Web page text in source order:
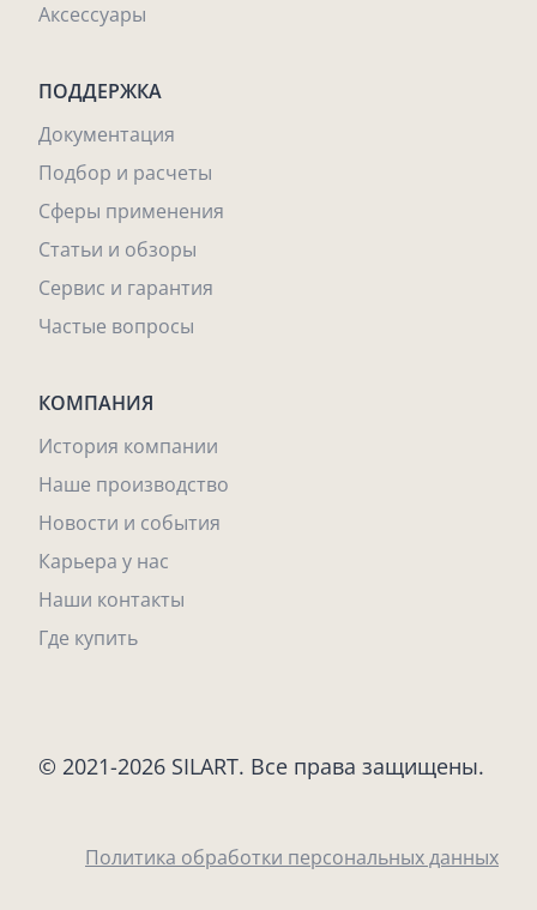
Аксессуары
ПОДДЕРЖКА
Документация
Подбор и расчеты
Сферы применения
Статьи и обзоры
Сервис и гарантия
Частые вопросы
КОМПАНИЯ
История компании
Наше производство
Новости и события
Карьера у нас
Наши контакты
Где купить
© 2021-2026 SILART. Все права защищены.
Политика обработки персональных данных